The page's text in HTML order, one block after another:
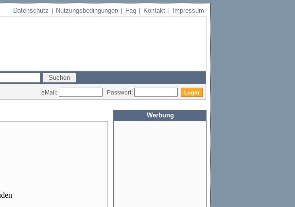
Datenschutz Nutzungsbedingungen Faq Kontakt Impressum
eMail: Passwort:
Werbung